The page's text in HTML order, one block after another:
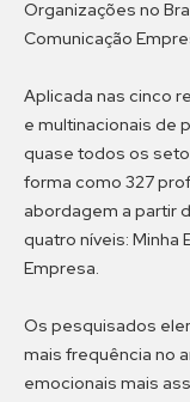
Organizações no
Comunicação
Aplicada nas cinco
e multinacionais de
quase todos os
forma como 327
abordagem a partir
quatro níveis: Minha
Empresa.
Os pesquisados
mais frequência no
emocionais mais